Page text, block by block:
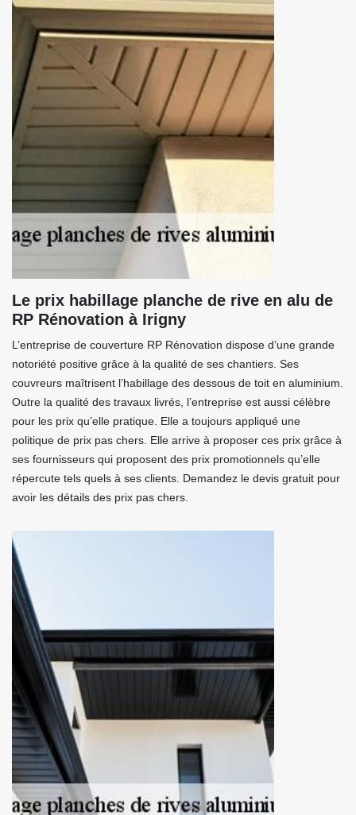
Le prix habillage planche de rive en alu de
RP Rénovation à Irigny
L’entreprise de couverture RP Rénovation dispose d’une grande
notoriété positive grâce à la qualité de ses chantiers. Ses
couvreurs maîtrisent l’habillage des dessous de toit en aluminium.
Outre la qualité des travaux livrés, l’entreprise est aussi célèbre
pour les prix qu’elle pratique. Elle a toujours appliqué une
politique de prix pas chers. Elle arrive à proposer ces prix grâce à
ses fournisseurs qui proposent des prix promotionnels qu’elle
répercute tels quels à ses clients. Demandez le devis gratuit pour
avoir les détails des prix pas chers.